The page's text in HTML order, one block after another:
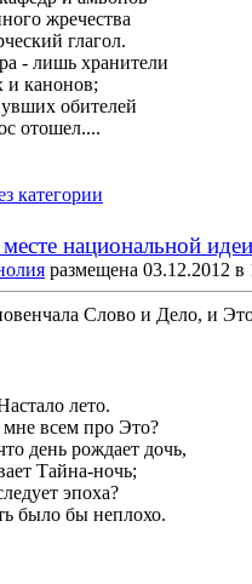
жречества
глагол.
- лишь хранители
и канонов;
обителей
отошел....
категории
национальной
размещена 03.12.2012 в
Слово и Дело, и
лето.
мне всем про Это?
день рождает дочь,
Тайна-ночь;
эпоха?
было бы неплохо.